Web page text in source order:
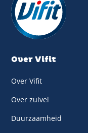
Over Vifit
Over Vifit
Over zuivel
Duurzaamheid